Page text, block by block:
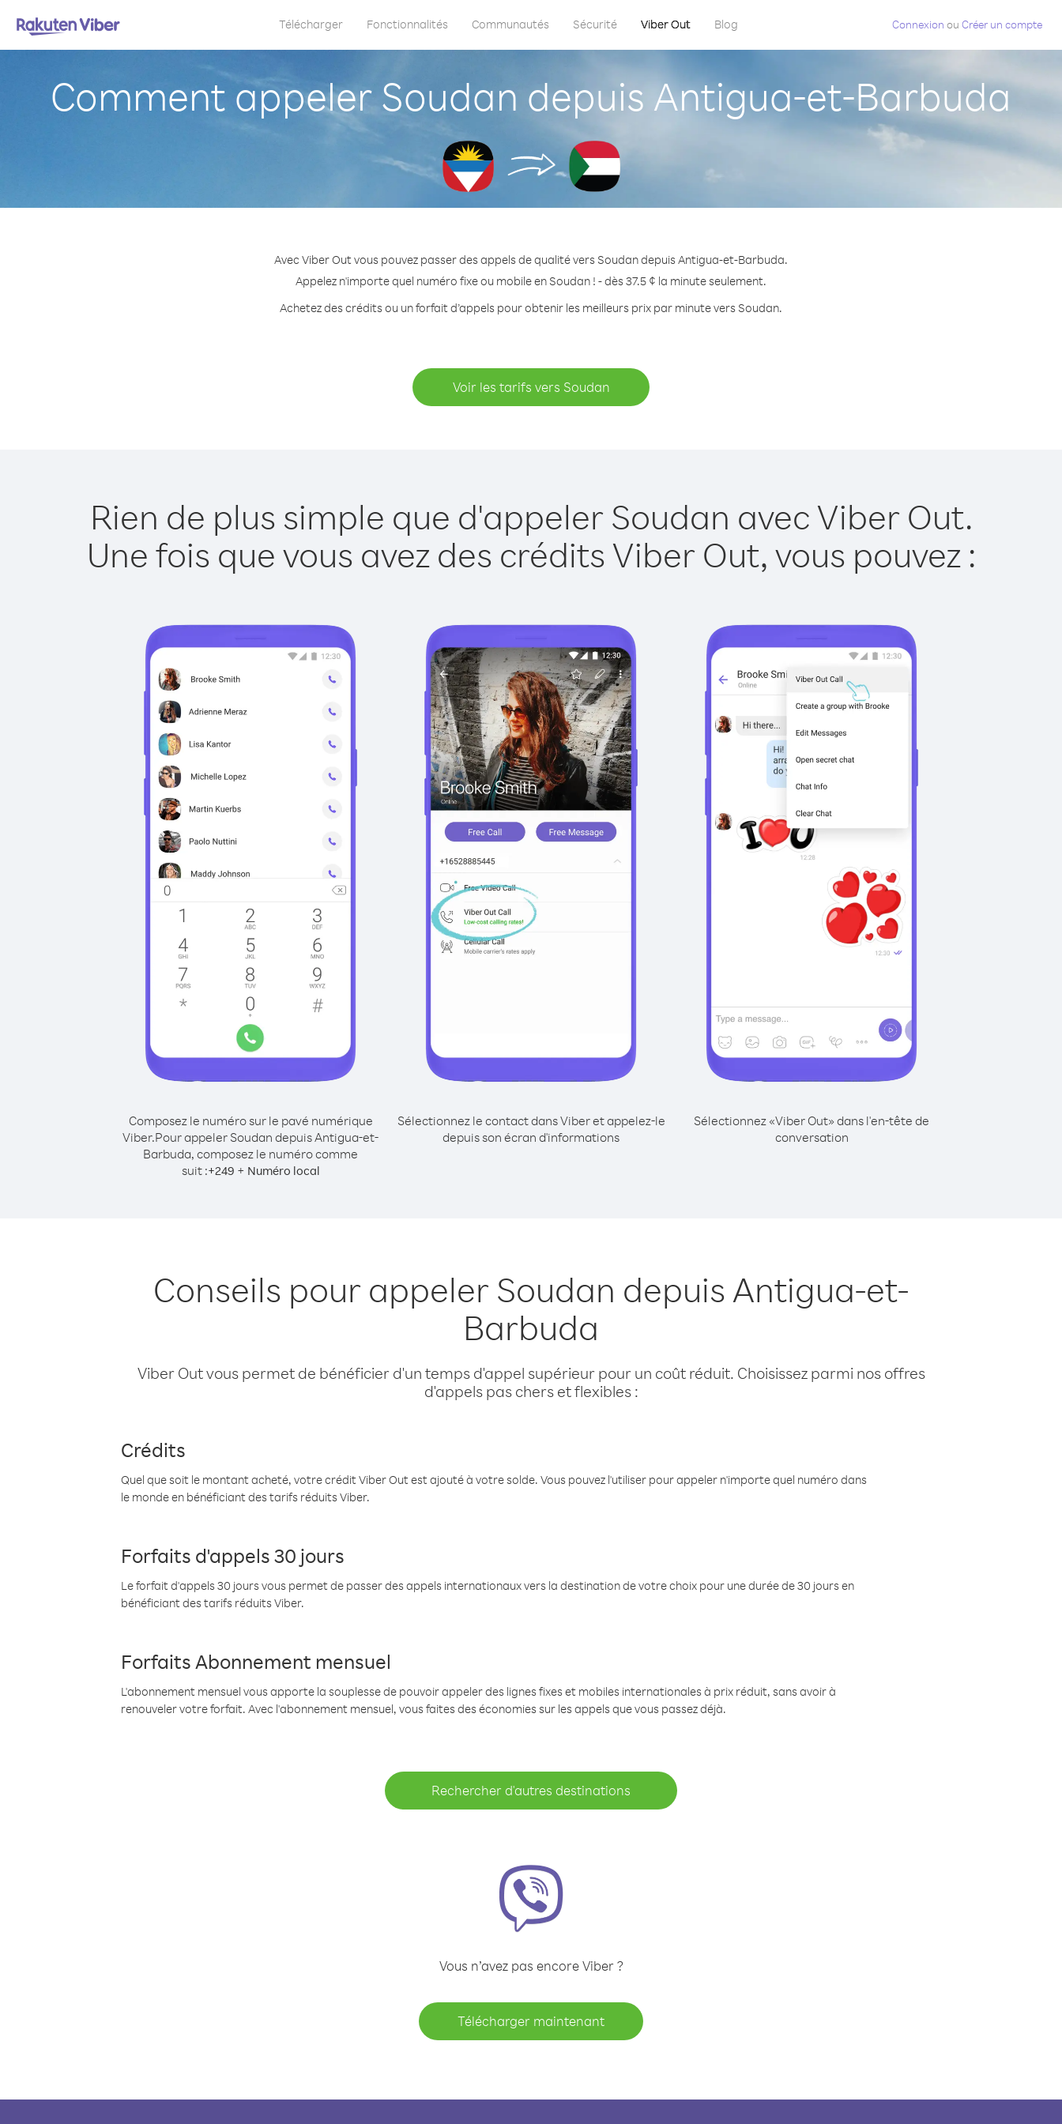
Télécharger Fonctionnalités Communautés Sécurité Viber Out Blog Connexion ou Créer un compte
Comment appeler Soudan depuis Antigua-et-Barbuda
Avec Viber Out vous pouvez passer des appels de qualité vers Soudan depuis Antigua-et-Barbuda.
Appelez n'importe quel numéro fixe ou mobile en Soudan ! - dès 37.5 ¢ la minute seulement.
Achetez des crédits ou un forfait d’appels pour obtenir les meilleurs prix par minute vers Soudan.
Voir les tarifs vers Soudan
Rien de plus simple que d'appeler Soudan avec Viber Out.
Une fois que vous avez des crédits Viber Out, vous pouvez :
Composez le numéro sur le pavé numérique
Viber.Pour appeler Soudan depuis Antigua-et-
Barbuda, composez le numéro comme
suit :+249 + Numéro local
Sélectionnez le contact dans Viber et appelez-le
depuis son écran d'informations
Sélectionnez «Viber Out» dans l'en-tête de
conversation
Conseils pour appeler Soudan depuis Antigua-et-
Barbuda
Viber Out vous permet de bénéficier d'un temps d'appel supérieur pour un coût réduit. Choisissez parmi nos offres
d'appels pas chers et flexibles :
Crédits
Quel que soit le montant acheté, votre crédit Viber Out est ajouté à votre solde. Vous pouvez l'utiliser pour appeler n'importe quel numéro dans
le monde en bénéficiant des tarifs réduits Viber.
Forfaits d'appels 30 jours
Le forfait d'appels 30 jours vous permet de passer des appels internationaux vers la destination de votre choix pour une durée de 30 jours en
bénéficiant des tarifs réduits Viber.
Forfaits Abonnement mensuel
L'abonnement mensuel vous apporte la souplesse de pouvoir appeler des lignes fixes et mobiles internationales à prix réduit, sans avoir à
renouveler votre forfait. Avec l'abonnement mensuel, vous faites des économies sur les appels que vous passez déjà.
Rechercher d'autres destinations
Vous n’avez pas encore Viber ?
Télécharger maintenant